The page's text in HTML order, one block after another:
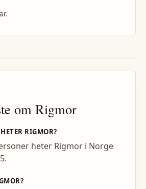
om Rigmor
RIGMOR?
heter Rigmor i Norge
?